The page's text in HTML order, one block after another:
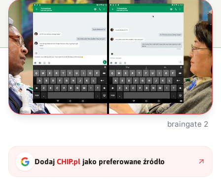
braingate 2
DodajCHIP.pl jako preferowane źródło